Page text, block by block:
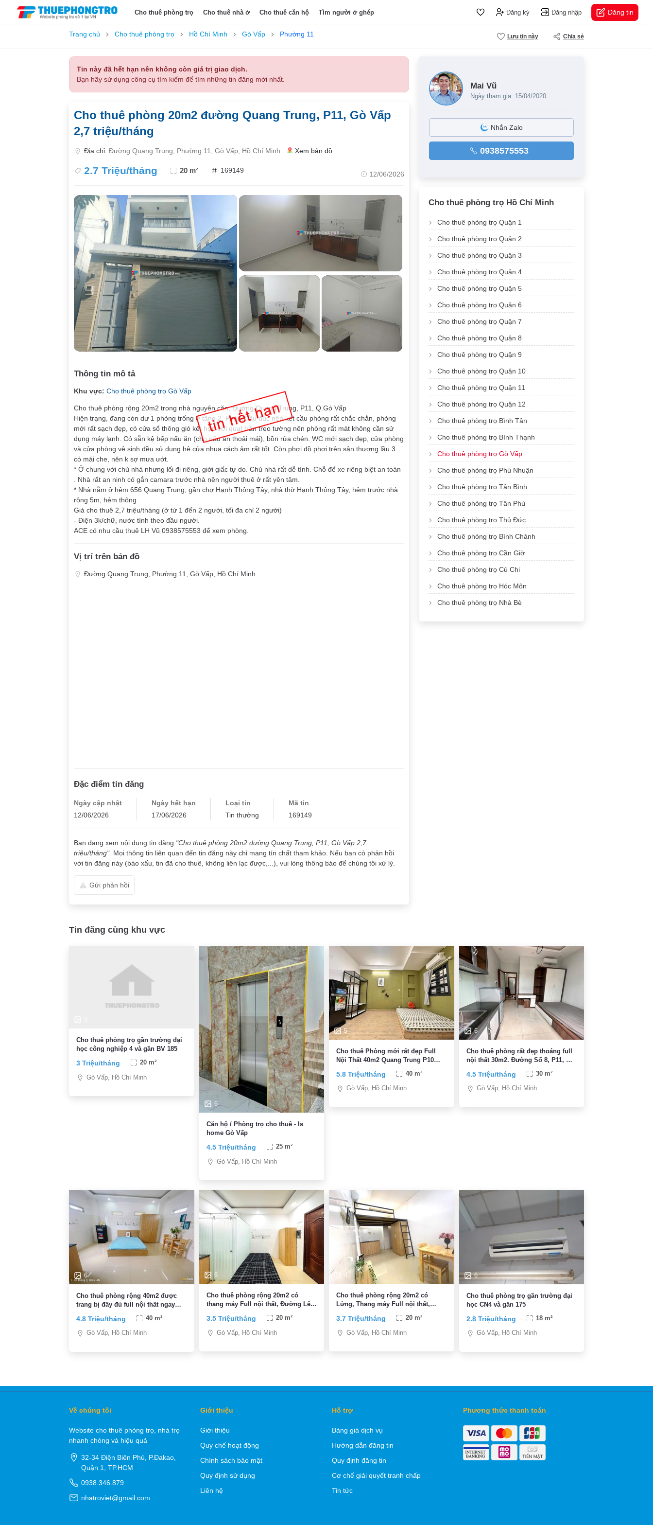
Cho thuê phòng trọ Cho thuê nhà ở Cho thuê căn hộ Tìm người ở ghép Đăng ký Đăng nhập Đăng tin
Trang chủ Cho thuê phòng trọ Hồ Chí Minh Gò Vấp Phường 11 Lưu tin này Chia sẻ
Tin này đã hết hạn nên không còn giá trị giao dịch.
Bạn hãy sử dụng công cụ tìm kiếm để tìm những tin đăng mới nhất.
Cho thuê phòng 20m2 đường Quang Trung, P11, Gò Vấp
2,7 triệu/tháng
Địa chỉ: Đường Quang Trung, Phường 11, Gò Vấp, Hồ Chí Minh Xem bản đồ
2.7 Triệu/tháng 20 m² 169149 12/06/2026
Thông tin mô tả
Khu vực: Cho thuê phòng trọ Gò Vấp
Cho thuê phòng rộng 20m2 trong nhà nguyên căn, Đường Quang Trung, P11, Q.Gò Vấp
Hiện trạng, đang còn dư 1 phòng trống ở tầng 2. Phòng lầu đúc nên kết cầu phòng rất chắc chắn, phòng
mới rất sạch đẹp, có cửa sổ thông gió kết hợp với quạt trần treo tường nên phòng rất mát không cần sử
dụng máy lạnh. Có sẵn kệ bếp nấu ăn (cho nấu ăn thoải mái), bồn rửa chén. WC mới sạch đẹp, cửa phòng
và cửa phòng vệ sinh đều sử dụng hệ cửa nhụa cách âm rất tốt. Còn phơi đồ phơi trên sân thượng lầu 3
có mái che, nên k sợ mưa ướt.
* Ở chung với chủ nhà nhưng lối đi riêng, giời giấc tự do. Chủ nhà rất dễ tính. Chỗ để xe riêng biệt an toàn
. Nhà rất an ninh có gắn camara trước nhà nên người thuê ở rất yên tâm.
* Nhà nằm ở hẻm 656 Quang Trung, gần chợ Hạnh Thông Tây, nhà thờ Hạnh Thông Tây, hẻm trước nhà
rộng 5m, hẻm thông.
Giá cho thuê 2,7 triệu/tháng (ở từ 1 đến 2 người, tối đa chỉ 2 người)
- Điện 3k/chữ, nước tính theo đầu người.
ACE có nhu cầu thuê LH Vũ 0938575553 để xem phòng.
Vị trí trên bản đồ
Đường Quang Trung, Phường 11, Gò Vấp, Hồ Chí Minh
Đặc điểm tin đăng
Ngày cập nhật
12/06/2026
Ngày hết hạn
17/06/2026
Loại tin
Tin thường
Mã tin
169149
Bạn đang xem nội dung tin đăng "Cho thuê phòng 20m2 đường Quang Trung, P11, Gò Vấp 2,7
triệu/tháng". Mọi thông tin liên quan đến tin đăng này chỉ mang tín chất tham khảo. Nếu bạn có phản hồi
với tin đăng này (báo xấu, tin đã cho thuê, không liên lạc được,...), vui lòng thông báo để chúng tôi xử lý.
Gửi phản hồi
Mai Vũ
Ngày tham gia: 15/04/2020
Nhắn Zalo
0938575553
Cho thuê phòng trọ Hồ Chí Minh
Cho thuê phòng trọ Quận 1
Cho thuê phòng trọ Quận 2
Cho thuê phòng trọ Quận 3
Cho thuê phòng trọ Quận 4
Cho thuê phòng trọ Quận 5
Cho thuê phòng trọ Quận 6
Cho thuê phòng trọ Quận 7
Cho thuê phòng trọ Quận 8
Cho thuê phòng trọ Quận 9
Cho thuê phòng trọ Quận 10
Cho thuê phòng trọ Quận 11
Cho thuê phòng trọ Quận 12
Cho thuê phòng trọ Bình Tân
Cho thuê phòng trọ Bình Thạnh
Cho thuê phòng trọ Gò Vấp
Cho thuê phòng trọ Phú Nhuận
Cho thuê phòng trọ Tân Bình
Cho thuê phòng trọ Tân Phú
Cho thuê phòng trọ Thủ Đức
Cho thuê phòng trọ Bình Chánh
Cho thuê phòng trọ Cần Giờ
Cho thuê phòng trọ Củ Chi
Cho thuê phòng trọ Hóc Môn
Cho thuê phòng trọ Nhà Bè
Tin đăng cùng khu vực
Cho thuê phòng trọ gần trường đại
học công nghiệp 4 và gần BV 185
3 Triệu/tháng 20 m²
Gò Vấp, Hồ Chí Minh
6
Căn hộ / Phòng trọ cho thuê - Is
home Gò Vấp
4.5 Triệu/tháng 25 m²
Gò Vấp, Hồ Chí Minh
5
Cho thuê Phòng mới rất đẹp Full
Nội Thất 40m2 Quang Trung P10
5.8 Triệu/tháng 40 m²
Gò Vấp, Hồ Chí Minh
6
Cho thuê phòng rất đẹp thoáng full
nội thất 30m2. Đường Số 8, P11, Gò
4.5 Triệu/tháng 30 m²
Gò Vấp, Hồ Chí Minh
6
Cho thuê phòng rộng 40m2 được
trang bị đầy đủ full nội thất ngay
Quận Gò Vấp
4.8 Triệu/tháng 40 m²
Gò Vấp, Hồ Chí Minh
6
Cho thuê phòng rộng 20m2 có
thang máy Full nội thất, Đường Lê
3.5 Triệu/tháng 20 m²
Gò Vấp, Hồ Chí Minh
4
Cho thuê phòng rộng 20m2 có
Lửng, Thang máy Full nội thất,
Vấp
3.7 Triệu/tháng 20 m²
Gò Vấp, Hồ Chí Minh
6
Cho thuê phòng trọ gần trường đại
học CN4 và gần 175
2.8 Triệu/tháng 18 m²
Gò Vấp, Hồ Chí Minh
Về chúng tôi
Website cho thuê phòng trọ, nhà trọ
nhanh chóng và hiệu quả
32-34 Điện Biên Phủ, P.Đakao,
Quận 1, TP.HCM
0938.346.879
nhatroviet@gmail.com
Giới thiệu
Giới thiệu
Quy chế hoạt động
Chính sách bảo mật
Quy định sử dụng
Liên hệ
Hỗ trợ
Bảng giá dịch vụ
Hướng dẫn đăng tin
Quy định đăng tin
Cơ chế giải quyết tranh chấp
Tin tức
Phương thức thanh toán